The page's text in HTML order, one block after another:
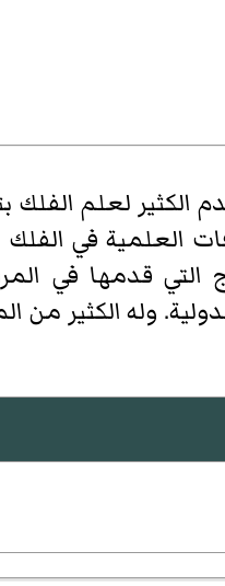
الكثير لعلم الفلك
العلمية في
قدمها في
وله الكثير من